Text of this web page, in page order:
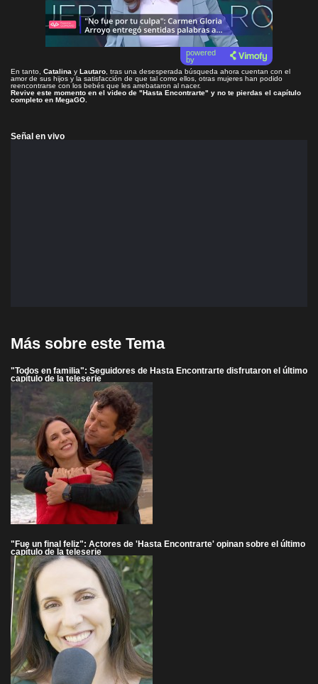
powered
by
En tanto, Catalina y Lautaro , tras una desesperada búsqueda ahora cuentan con el
amor de sus hijos y la satisfacción de que tal como ellos, otras mujeres han podido
reencontrarse con los bebés que les arrebataron al nacer.
Revive este momento en el video de "Hasta Encontrarte" y no te pierdas el capítulo
completo en MegaGO
Señal en vivo
Más sobre este Tema
"Todos en familia": Seguidores de Hasta Encontrarte disfrutaron el último
capítulo de la teleserie
"Fue un final feliz": Actores de 'Hasta Encontrarte' opinan sobre el último
capítulo de la teleserie